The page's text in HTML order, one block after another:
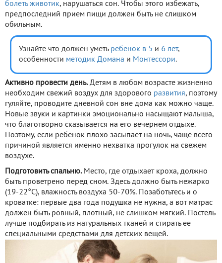
болеть животик, нарушаться сон. Чтобы этого избежать,
предпоследний прием пищи должен быть не слишком
обильным.
Узнайте что должен уметь ребенок в 5 и 6 лет,
особенности методик Домана и Монтессори.
Активно провести день.Детям в любом возрасте жизненно
необходим свежий воздух для здорового развития, поэтому
гуляйте, проводите дневной сон вне дома как можно чаще.
Новые звуки и картинки эмоционально насыщают малыша,
что благотворно сказывается на его вечернем отдыхе.
Поэтому, если ребенок плохо засыпает на ночь, чаще всего
причиной является именно нехватка прогулок на свежем
воздухе.
Подготовить спальню.Место, где отдыхает кроха, должно
быть проветрено перед сном. Здесь должно быть нежарко
(19-22°С), влажность воздуха 50-70%. Позаботьтесь и о
кроватке: первые два года подушка не нужна, а вот матрас
должен быть ровный, плотный, не слишком мягкий. Постель
лучше подбирать из натуральных тканей и стирать ее
специальными средствами для детских вещей.